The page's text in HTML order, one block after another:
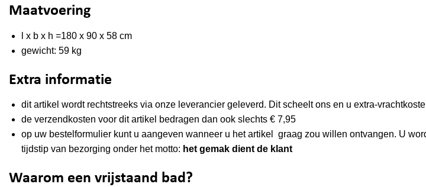
Maatvoering
l x b x h =180 x 90 x 58 cm
gewicht: 59 kg
Extra informatie
dit artikel wordt rechtstreeks via onze leverancier geleverd. Dit scheelt ons en u extra-
de verzendkosten voor dit artikel bedragen dan ook slechts € 7,95
op uw bestelformulier kunt u aangeven wanneer u het artikel graag zou willen ontvangen. U
tijdstip van bezorging onder het motto: het gemak dient de klant
Waarom een vrijstaand bad?